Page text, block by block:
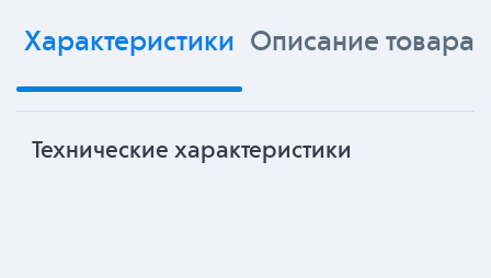
Характеристики Описание товара
Технические характеристики